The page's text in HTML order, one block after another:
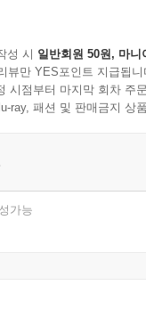
성 시 일반회원 50원, 마니
뷰만 YES포인트 지급됩니
시점부터 마지막 회차 주
ray, 패션 및 판매금지 상
가능